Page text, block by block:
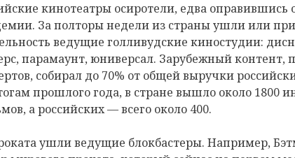
кинотеатры осиротели, едва оправившись
За полторы недели из страны ушли или
ведущие голливудские киностудии:
парамаунт, юниверсал. Зарубежный контент,
собирал до 70% от общей выручки
прошлого года, в стране вышло около 1800
а российских — всего около 400.
ушли ведущие блокбастеры. Например,